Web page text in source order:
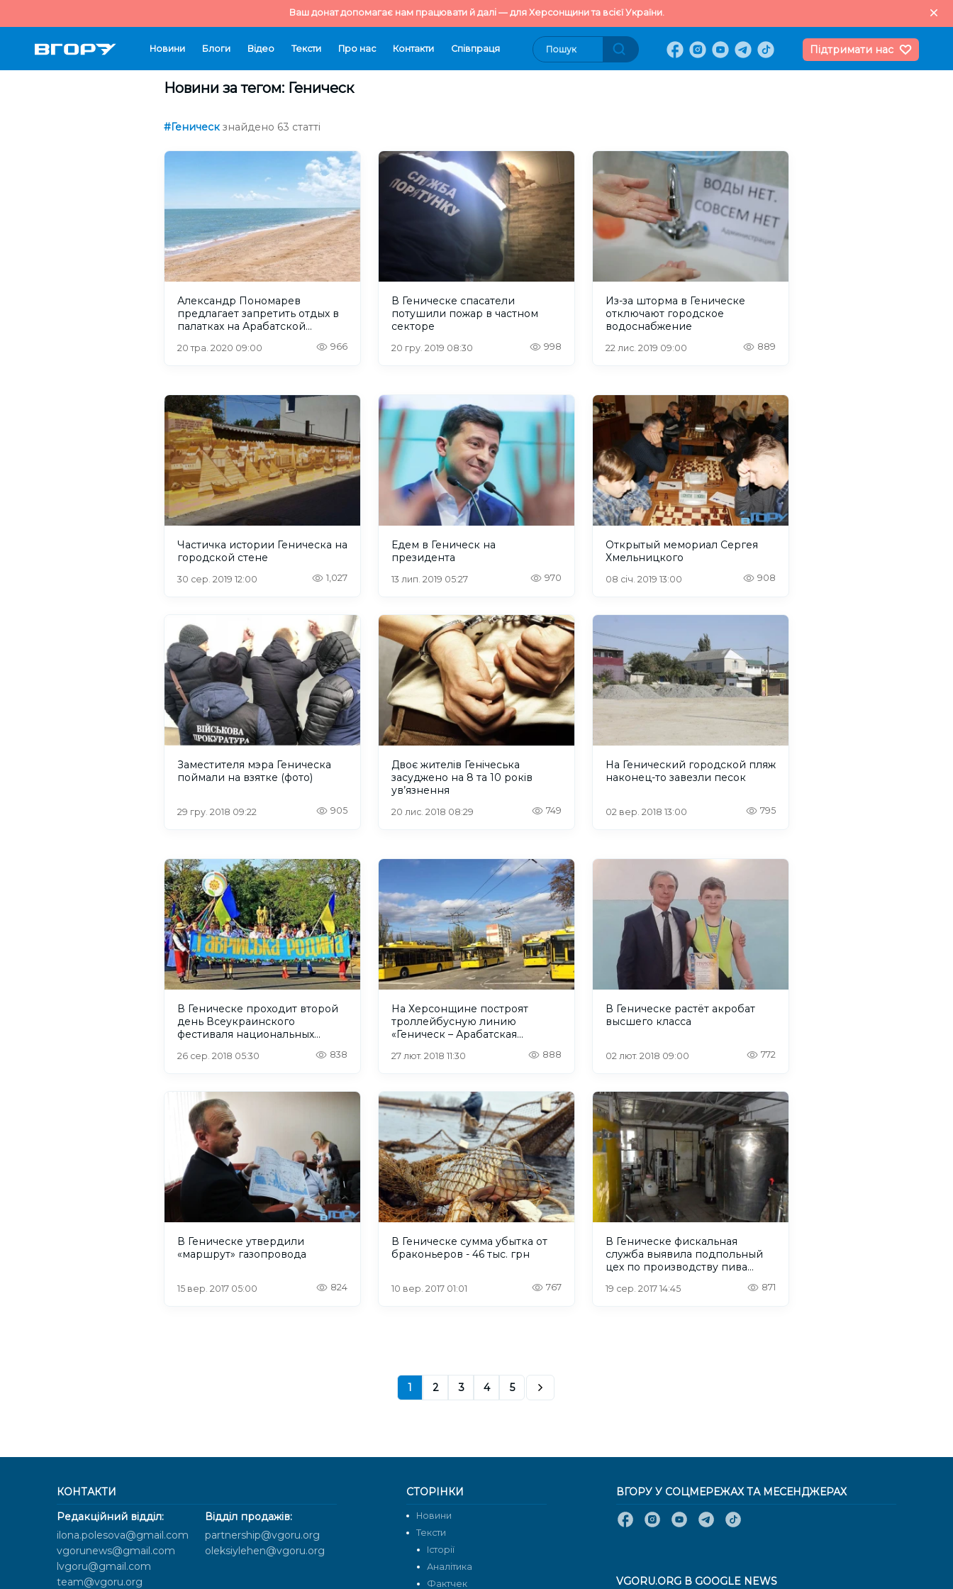
Ваш донат допомагає нам працювати й далі — для Херсонщини та всієї України.
Новини Блоги Відео Тексти Про нас Контакти Cпівпраця Підтримати нас
Новини за тегом: Геническ
#Геническ знайдено 63 статті
Александр Пономарев
предлагает запретить отдых в
палатках на Арабатской
20 тра. 2020 09:00 966
В Геническе спасатели
потушили пожар в частном
секторе
20 гру. 2019 08:30 998
Из-за шторма в Геническе
отключают городское
водоснабжение
22 лис. 2019 09:00 889
Частичка истории Геническа на
городской стене
30 сер. 2019 12:00 1,027
Едем в Геническ на
президента
13 лип. 2019 05:27 970
Открытый мемориал Сергея
Хмельницкого
08 січ. 2019 13:00 908
Заместителя мэра Геническа
поймали на взятке (фото)
29 гру. 2018 09:22 905
Двоє жителів Генічеська
засуджено на 8 та 10 років
ув’язнення
20 лис. 2018 08:29 749
На Генический городской пляж
наконец-то завезли песок
02 вер. 2018 13:00 795
В Геническе проходит второй
день Всеукраинского
фестиваля национальных
26 сер. 2018 05:30 838
На Херсонщине построят
троллейбусную линию
«Геническ – Арабатская
27 лют. 2018 11:30 888
В Геническе растёт акробат
высшего класса
02 лют. 2018 09:00 772
В Геническе утвердили
«маршрут» газопровода
15 вер. 2017 05:00 824
В Геническе сумма убытка от
браконьеров - 46 тыс. грн
10 вер. 2017 01:01 767
В Геническе фискальная
служба выявила подпольный
цех по производству пива
19 сер. 2017 14:45 871
1 2 3 4 5
КОНТАКТИ
Редакційний відділ:
ilona.polesova@gmail.com
vgorunews@gmail.com
lvgoru@gmail.com
team@vgoru.org
Відділ продажів:
partnership@vgoru.org
oleksiylehen@vgoru.org
СТОРІНКИ
Новини
Тексти
Історії
Аналітика
Фактчек
ВГОРУ У СОЦМЕРЕЖАХ ТА МЕСЕНДЖЕРАХ
VGORU.ORG В GOOGLE NEWS